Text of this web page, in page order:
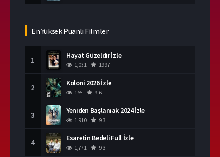
En Yüksek Puanlı Filmler
1 Hayat Güzeldir İzle
1,031 1997
2 Koloni 2026 İzle
165 9.6
3 Yeniden Başlamak 2024 İzle
1,910 9.3
4 Esaretin Bedeli Full İzle
1,771 9.3